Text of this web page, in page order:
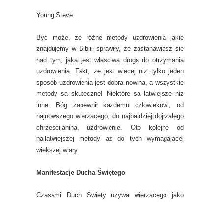
Young Steve
Być może, ze różne metody uzdrowienia jakie
znajdujemy w Biblii sprawiły, ze zastanawiasz sie
nad tym, jaka jest wlasciwa droga do otrzymania
uzdrowienia. Fakt, ze jest wiecej niz tylko jeden
sposób uzdrowienia jest dobra nowina, a wszystkie
metody sa skuteczne! Niektóre sa latwiejsze niz
inne. Bóg zapewnił kazdemu czlowiekowi, od
najnowszego wierzacego, do najbardziej dojrzalego
chrzescijanina, uzdrowienie. Oto kolejne od
najlatwiejszej metody az do tych wymagajacej
wiekszej wiary.
Manifestacje Ducha Świętego
Czasami Duch Swiety uzywa wierzacego jako